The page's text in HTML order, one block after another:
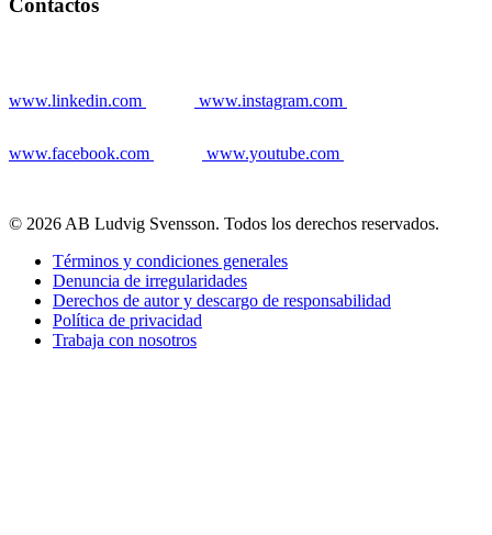
www.linkedin.com www.instagram.com
www.facebook.com www.youtube.com
© 2026 AB Ludvig Svensson. Todos los derechos reservados.
Términos y condiciones generales
Denuncia de irregularidades
Derechos de autor y descargo de responsabilidad
Política de privacidad
Trabaja con nosotros